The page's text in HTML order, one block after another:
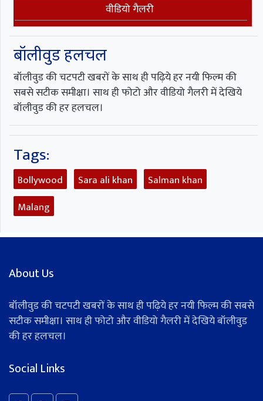
वीडियो गैलरी
बॉलीवुड हलचल
बॉलीवुड की चटपटी खबरों के साथ ही पढ़िये हर नयी फिल्म की
सबसे सटीक समीक्षा। साथ ही फोटो और वीडियो गैलरी में देखिये
बॉलीवुड की हर हलचल।
Tags:
Bollywood Sara ali khan
Salman khan
Malang
About Us
बॉलीवुड की चटपटी खबरों के साथ ही पढ़िये हर नयी फिल्म की सबसे
सटीक समीक्षा। साथ ही फोटो और वीडियो गैलरी में देखिये बॉलीवुड
की हर हलचल।
Social Links